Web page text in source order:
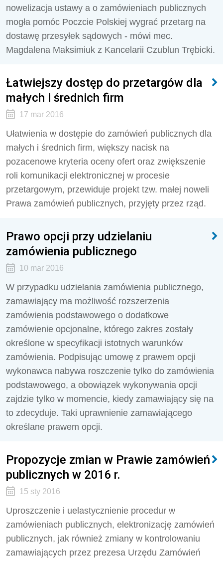
nowelizacja ustawy a o zamówieniach publicznych
mogła pomóc Poczcie Polskiej wygrać przetarg na
dostawę przesyłek sądowych - mówi mec.
Magdalena Maksimiuk z Kancelarii Czublun Trębicki.
Łatwiejszy dostęp do przetargów dla
małych i średnich firm
17 mar 2016
Ułatwienia w dostępie do zamówień publicznych dla
małych i średnich firm, większy nacisk na
pozacenowe kryteria oceny ofert oraz zwiększenie
roli komunikacji elektronicznej w procesie
przetargowym, przewiduje projekt tzw. małej noweli
Prawa zamówień publicznych, przyjęty przez rząd.
Prawo opcji przy udzielaniu
zamówienia publicznego
10 mar 2016
W przypadku udzielania zamówienia publicznego,
zamawiający ma możliwość rozszerzenia
zamówienia podstawowego o dodatkowe
zamówienie opcjonalne, którego zakres zostały
określone w specyfikacji istotnych warunków
zamówienia. Podpisując umowę z prawem opcji
wykonawca nabywa roszczenie tylko do zamówienia
podstawowego, a obowiązek wykonywania opcji
zajdzie tylko w momencie, kiedy zamawiający się na
to zdecyduje. Taki uprawnienie zamawiającego
określane prawem opcji.
Propozycje zmian w Prawie zamówień
publicznych w 2016 r.
15 sty 2016
Uproszczenie i uelastycznienie procedur w
zamówieniach publicznych, elektronizację zamówień
publicznych, jak również zmiany w kontrolowaniu
zamawiających przez prezesa Urzędu Zamówień